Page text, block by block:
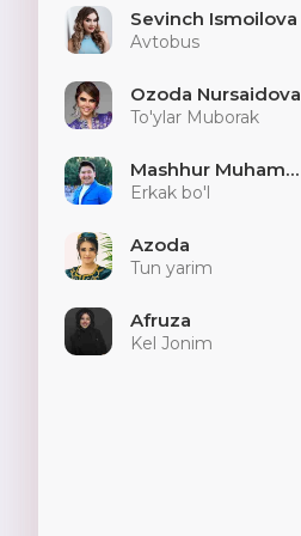
Sevinch Ismoilova
Avtobus
Ozoda Nursaidova
To'ylar Muborak
Mashhur Muhammad
Erkak bo'l
Azoda
Tun yarim
Afruza
Kel Jonim